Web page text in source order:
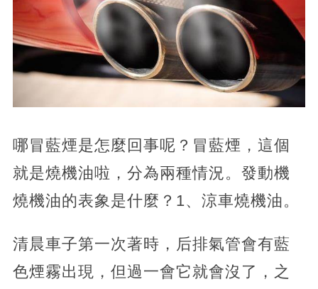
哪冒藍煙是怎麼回事呢？冒藍煙，這個
就是燒機油啦，分為兩種情況。發動機
燒機油的表象是什麼？1、涼車燒機油。
清晨車子第一次著時，后排氣管會有藍
色煙霧出現，但過一會它就會沒了，之